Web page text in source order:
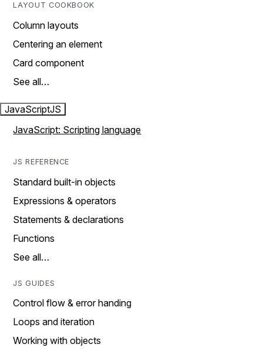
LAYOUT COOKBOOK
Column layouts
Centering an element
Card component
See all…
JavaScriptJS
JavaScript: Scripting language
JS REFERENCE
Standard built-in objects
Expressions & operators
Statements & declarations
Functions
See all…
JS GUIDES
Control flow & error handing
Loops and iteration
Working with objects